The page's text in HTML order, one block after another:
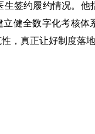
签约履约情况。他
健全数字化考核体
，真正让好制度落